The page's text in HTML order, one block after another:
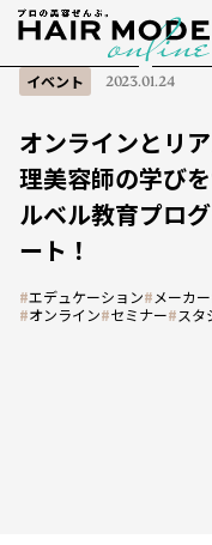
イベント 2023.01.24
オンラインとリ
理美容師の学び
ルベル教育プロ
ート！
#エデュケーション# メーカー
#オンライン#セミナー#スタ